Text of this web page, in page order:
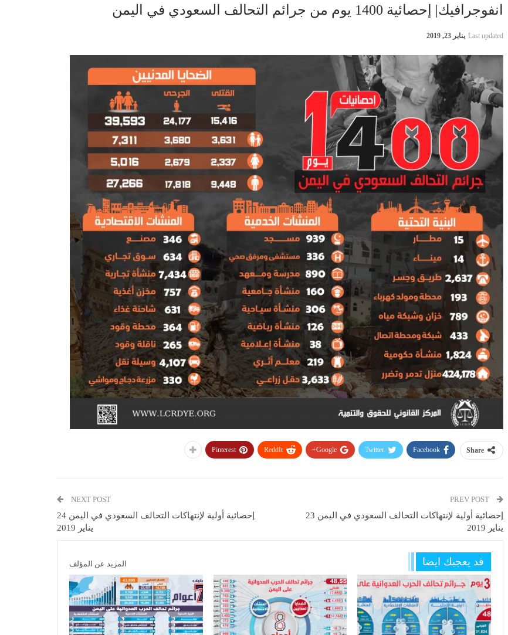
انفوجرافيك| إحصائية 1400 يوم من جرائم التحالف السعودي في اليمن
Last updated يناير 23, 2019
Share
Facebook
Twitter
Google+
ReddIt
Pinterest
PREV POST
إحصائية أولية لإنتهاكات التحالف السعودي في اليمن 23
يناير 2019
NEXT POST
إحصائية أولية لإنتهاكات التحالف السعودي في اليمن 24
يناير 2019
قد يعجبك ايضا المزيد عن المؤلف